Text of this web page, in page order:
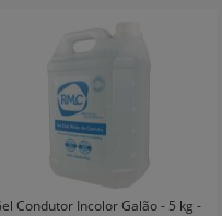
Condutor Incolor Galão - 5 kg -